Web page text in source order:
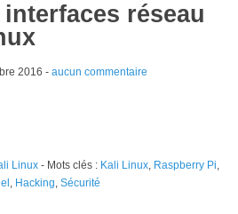
réseau
2016 - aucun commentaire
Linux- Mots clés : Kali Linux, Raspberry Pi,
, Hacking, Sécurité